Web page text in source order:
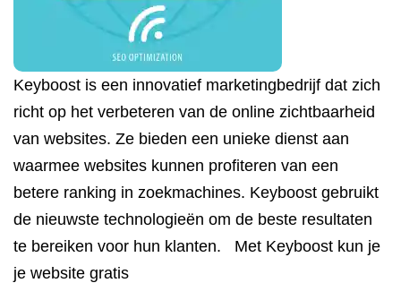
Keyboost is een innovatief marketingbedrijf dat zich
richt op het verbeteren van de online zichtbaarheid
van websites. Ze bieden een unieke dienst aan
waarmee websites kunnen profiteren van een
betere ranking in zoekmachines. Keyboost gebruikt
de nieuwste technologieën om de beste resultaten
te bereiken voor hun klanten. Met Keyboost kun je
je website gratis